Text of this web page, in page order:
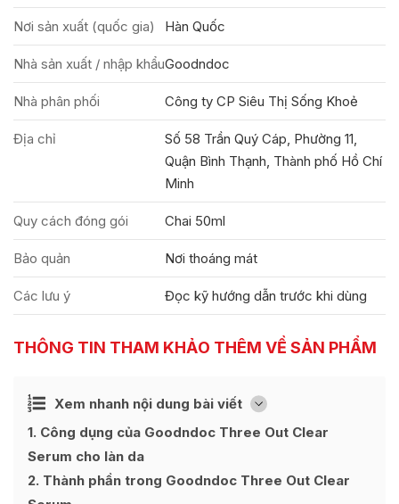
Nơi sản xuất (quốc gia) Hàn Quốc
Nhà sản xuất / nhập khẩuGoodndoc
Nhà phân phối Công ty CP Siêu Thị Sống Khoẻ
Địa chỉ
Số 58 Trần Quý Cáp, Phường 11,
Quận Bình Thạnh, Thành phố Hồ Chí
Minh
Quy cách đóng gói Chai 50ml
Bảo quản Nơi thoáng mát
Các lưu ý Đọc kỹ hướng dẫn trước khi dùng
THÔNG TIN THAM KHẢO THÊM VỀ SẢN PHẨM
Xem nhanh nội dung bài viết [
Ẩn
1 Công dụng của Goodndoc Three Out Clear
Serum cho làn da
2 Thành phần trong Goodndoc Three Out Clear